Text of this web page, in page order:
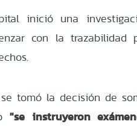
inició una
con la trazabilidad
tomó la decisión de
"se instruyeron